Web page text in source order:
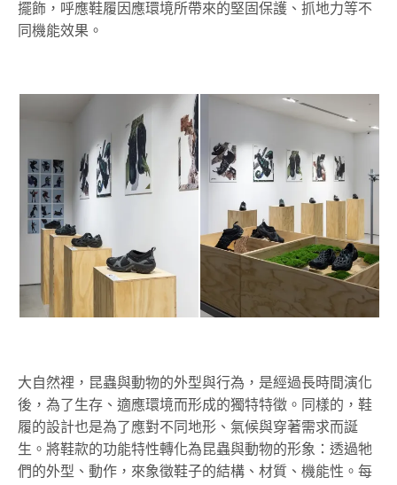
擺飾，呼應鞋履因應環境所帶來的堅固保護、抓地力等不
同機能效果。
大自然裡，昆蟲與動物的外型與行為，是經過長時間演化
後，為了生存、適應環境而形成的獨特特徵。同樣的，鞋
履的設計也是為了應對不同地形、氣候與穿著需求而誕
生。將鞋款的功能特性轉化為昆蟲與動物的形象：透過牠
們的外型、動作，來象徵鞋子的結構、材質、機能性。每